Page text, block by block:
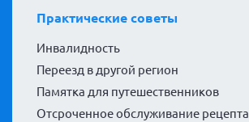
Практические советы
Инвалидность
Переезд в другой регион
Памятка для путешественников
Отсроченное обслуживание рецепта